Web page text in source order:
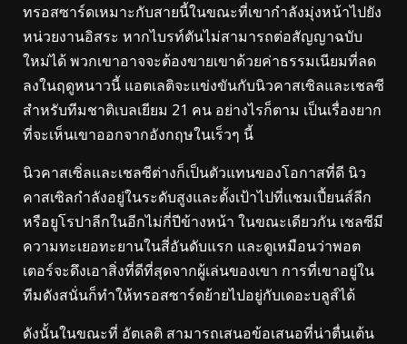
ทรอสซาร์ดเหมาะกับสายนี้ในขณะที่เขากำลังมุ่งหน้าไปยัง
หน่วยงานอิสระ หากไบรท์ตันไม่สามารถต่อสัญญาฉบับ
ใหม่ได้ พวกเขาอาจจะต้องขายเขาด้วยค่าธรรมเนียมที่ลด
ลงในฤดูหนาวนี้ แอตเลติจะแข่งขันกับนิวคาสเซิลและเชลซี
สำหรับทีมชาติเบลเยียม 21 คน อย่างไรก็ตาม เป็นเรื่องยาก
ที่จะเห็นเขาออกจากอังกฤษในเร็วๆ นี้
นิวคาสเซิ่ลและเชลซีต่างก็เป็นตัวแทนของโอกาสที่ดี นิว
คาสเซิลกำลังอยู่ในระดับสูงและตั้งเป้าไปที่แชมเปี้ยนส์ลีก
หรือยูโรปาลีกในอีกไม่กี่ปีข้างหน้า ในขณะเดียวกัน เชลซีมี
ความทะเยอทะยานในสี่อันดับแรก และดูเหมือนว่าพอต
เตอร์จะดึงเอาสิ่งที่ดีที่สุดจากผู้เล่นของเขา การที่เขาอยู่ใน
ทีมดังสนั่นก็ทำให้ทรอสซาร์ดย้ายไปอยู่กับเดอะบลูส์ได้
ดังนั้นในขณะที่ อัตเลติ สามารถเสนอข้อเสนอที่น่าตื่นเต้น